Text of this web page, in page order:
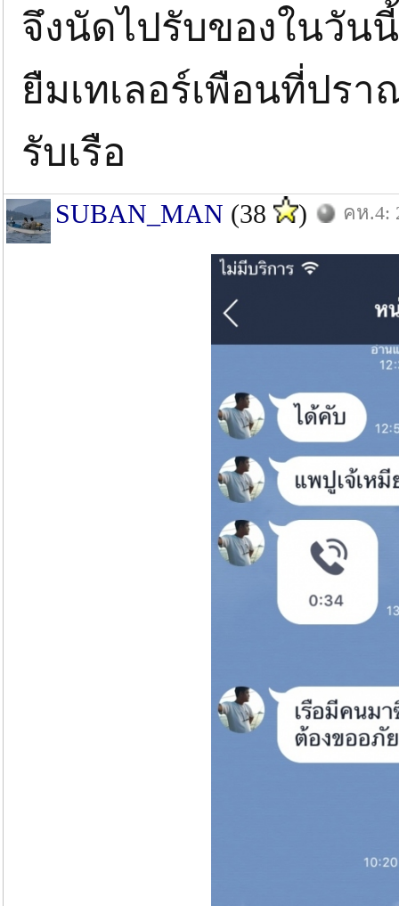
จึงนัดไปรับของในวัน
ยืมเทเลอร์เพือนที่ปร
รับเรือ
SUBAN_MAN (38 ) คห.4: